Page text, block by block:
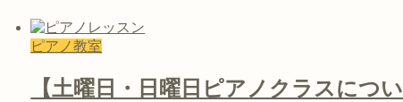
ピアノ教室
【土曜日・日曜日ピアノクラスについ